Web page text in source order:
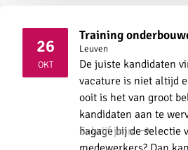
26
OKT2026
Training
Leuven
De juiste kandidaten
vacature is niet altijd
ooit is het van groot
kandidaten aan te
bagage bij de selectie
Schrijf je in